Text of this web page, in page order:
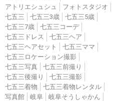
アトリエシュシュ
フォトスタジオ
七五三
七五三3歳
七五三5歳
七五三7歳
七五三コーデ
七五三ドレス
七五三ヘア
七五三ヘアセット
七五三ママ
七五三ロケーション撮影
七五三写真
七五三前撮り
七五三後撮り
七五三撮影
七五三着物
七五三着物レンタル
写真館
岐阜
岐阜そうしゃかん